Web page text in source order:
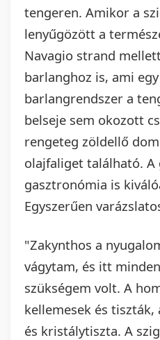
tengeren. Amikor a
lenyűgözött a
Navagio strand
barlanghoz is, ami
barlangrendszer a
belseje sem okozott
rengeteg zöldellő
olajfaliget található.
gasztronómia is
Egyszerűen
"Zakynthos a
vágytam, és itt
szükségem volt. A
kellemesek és
és kristálytiszta. A